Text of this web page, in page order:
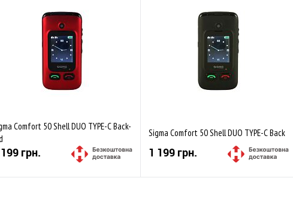
Comfort 50 Shell DUO TYPE-C Back-
грн.
Sigma Comfort 50 Shell DUO TYPE-C Back
1 199 грн.